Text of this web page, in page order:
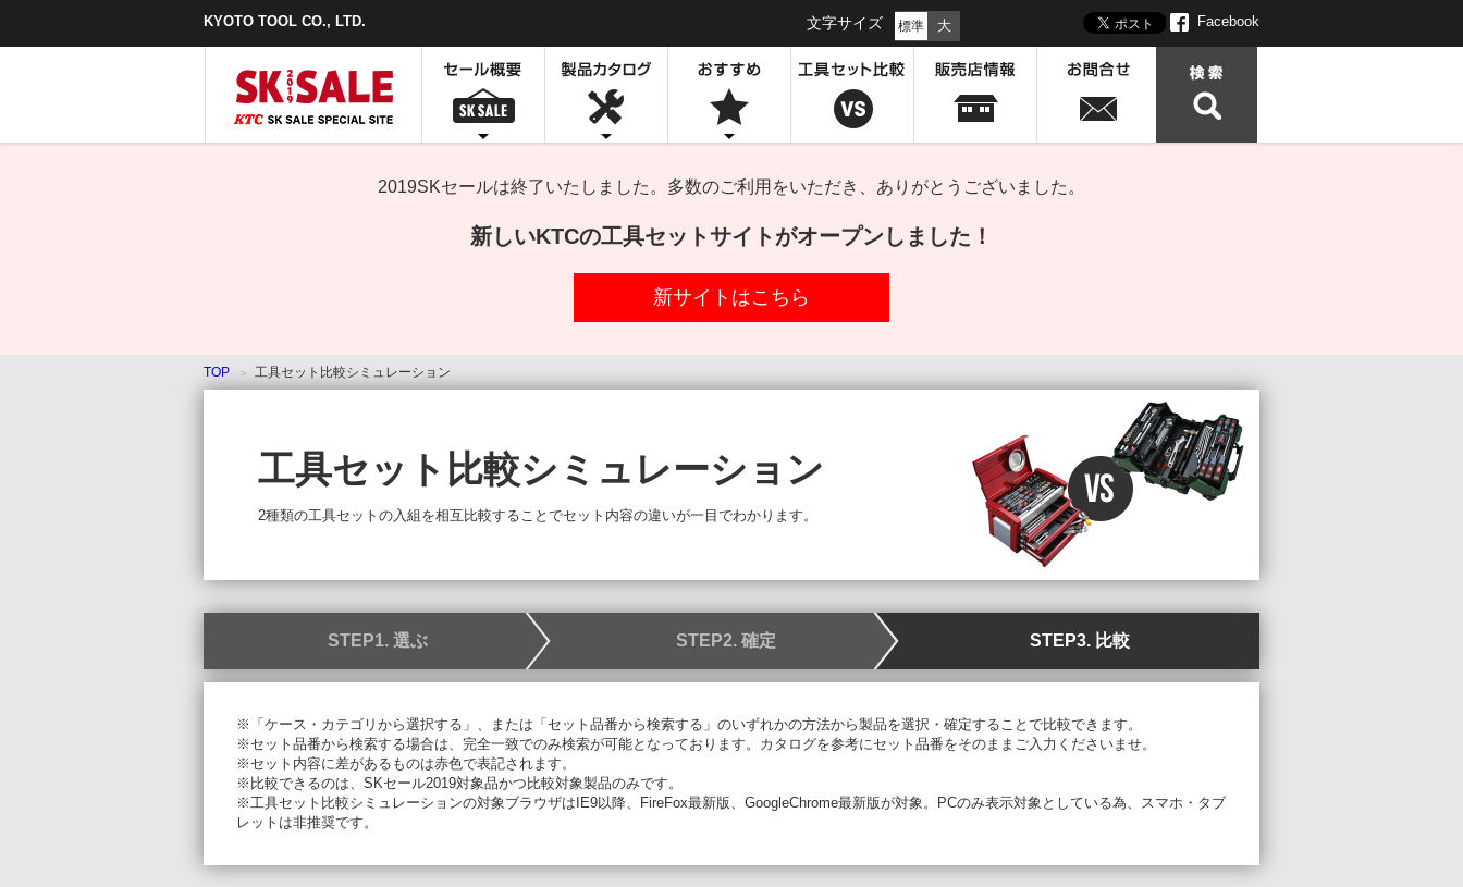
ま
プ
KYOTO TOOL CO., LTD. 文字サイズ 標準 大 Facebook
2019SKセールは終了いたしました。多数のご利用をいただき、ありがとうございました。
新しいKTCの工具セットサイトがオープンしました！
新サイトはこちら
TOP 工具セット比較シミュレーション
工具セット比較シミュレーション
2種類の工具セットの入組を相互比較することでセット内容の違いが一目でわかります。
STEP1. 選ぶ STEP2. 確定 STEP3. 比較
※「ケース・カテゴリから選択する」、または「セット品番から検索する」のいずれかの方法から製品を選択・確定することで比較できます。
※セット品番から検索する場合は、完全一致でのみ検索が可能となっております。カタログを参考にセット品番をそのままご入力くださいませ。
※セット内容に差があるものは赤色で表記されます。
※比較できるのは、SKセール2019対象品かつ比較対象製品のみです。
※工具セット比較シミュレーションの対象ブラウザはIE9以降、FireFox最新版、GoogleChrome最新版が対象。PCのみ表示対象としている為、スマホ・タブ
レットは非推奨です。